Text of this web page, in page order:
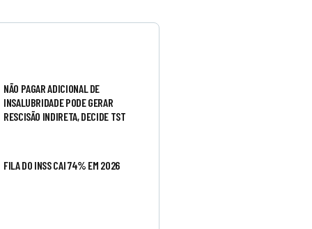
NÃO PAGAR ADICIONAL DE
INSALUBRIDADE PODE GERAR
RESCISÃO INDIRETA, DECIDE TST
FILA DO INSS CAI 74% EM 2026